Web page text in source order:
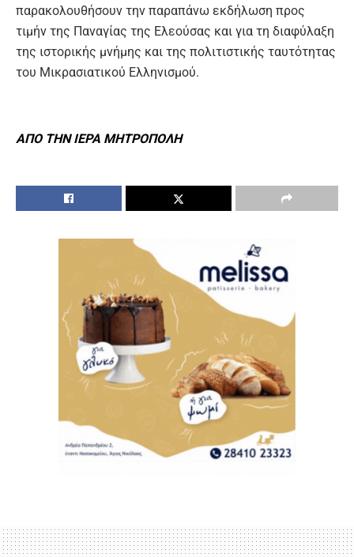
παρακολουθήσουν την παραπάνω εκδήλωση προς
τιμήν της Παναγίας της Ελεούσας και για τη διαφύλαξη
της ιστορικής μνήμης και της πολιτιστικής ταυτότητας
του Μικρασιατικού Ελληνισμού.
ΑΠΟ ΤΗΝ ΙΕΡΑ ΜΗΤΡΟΠΟΛΗ